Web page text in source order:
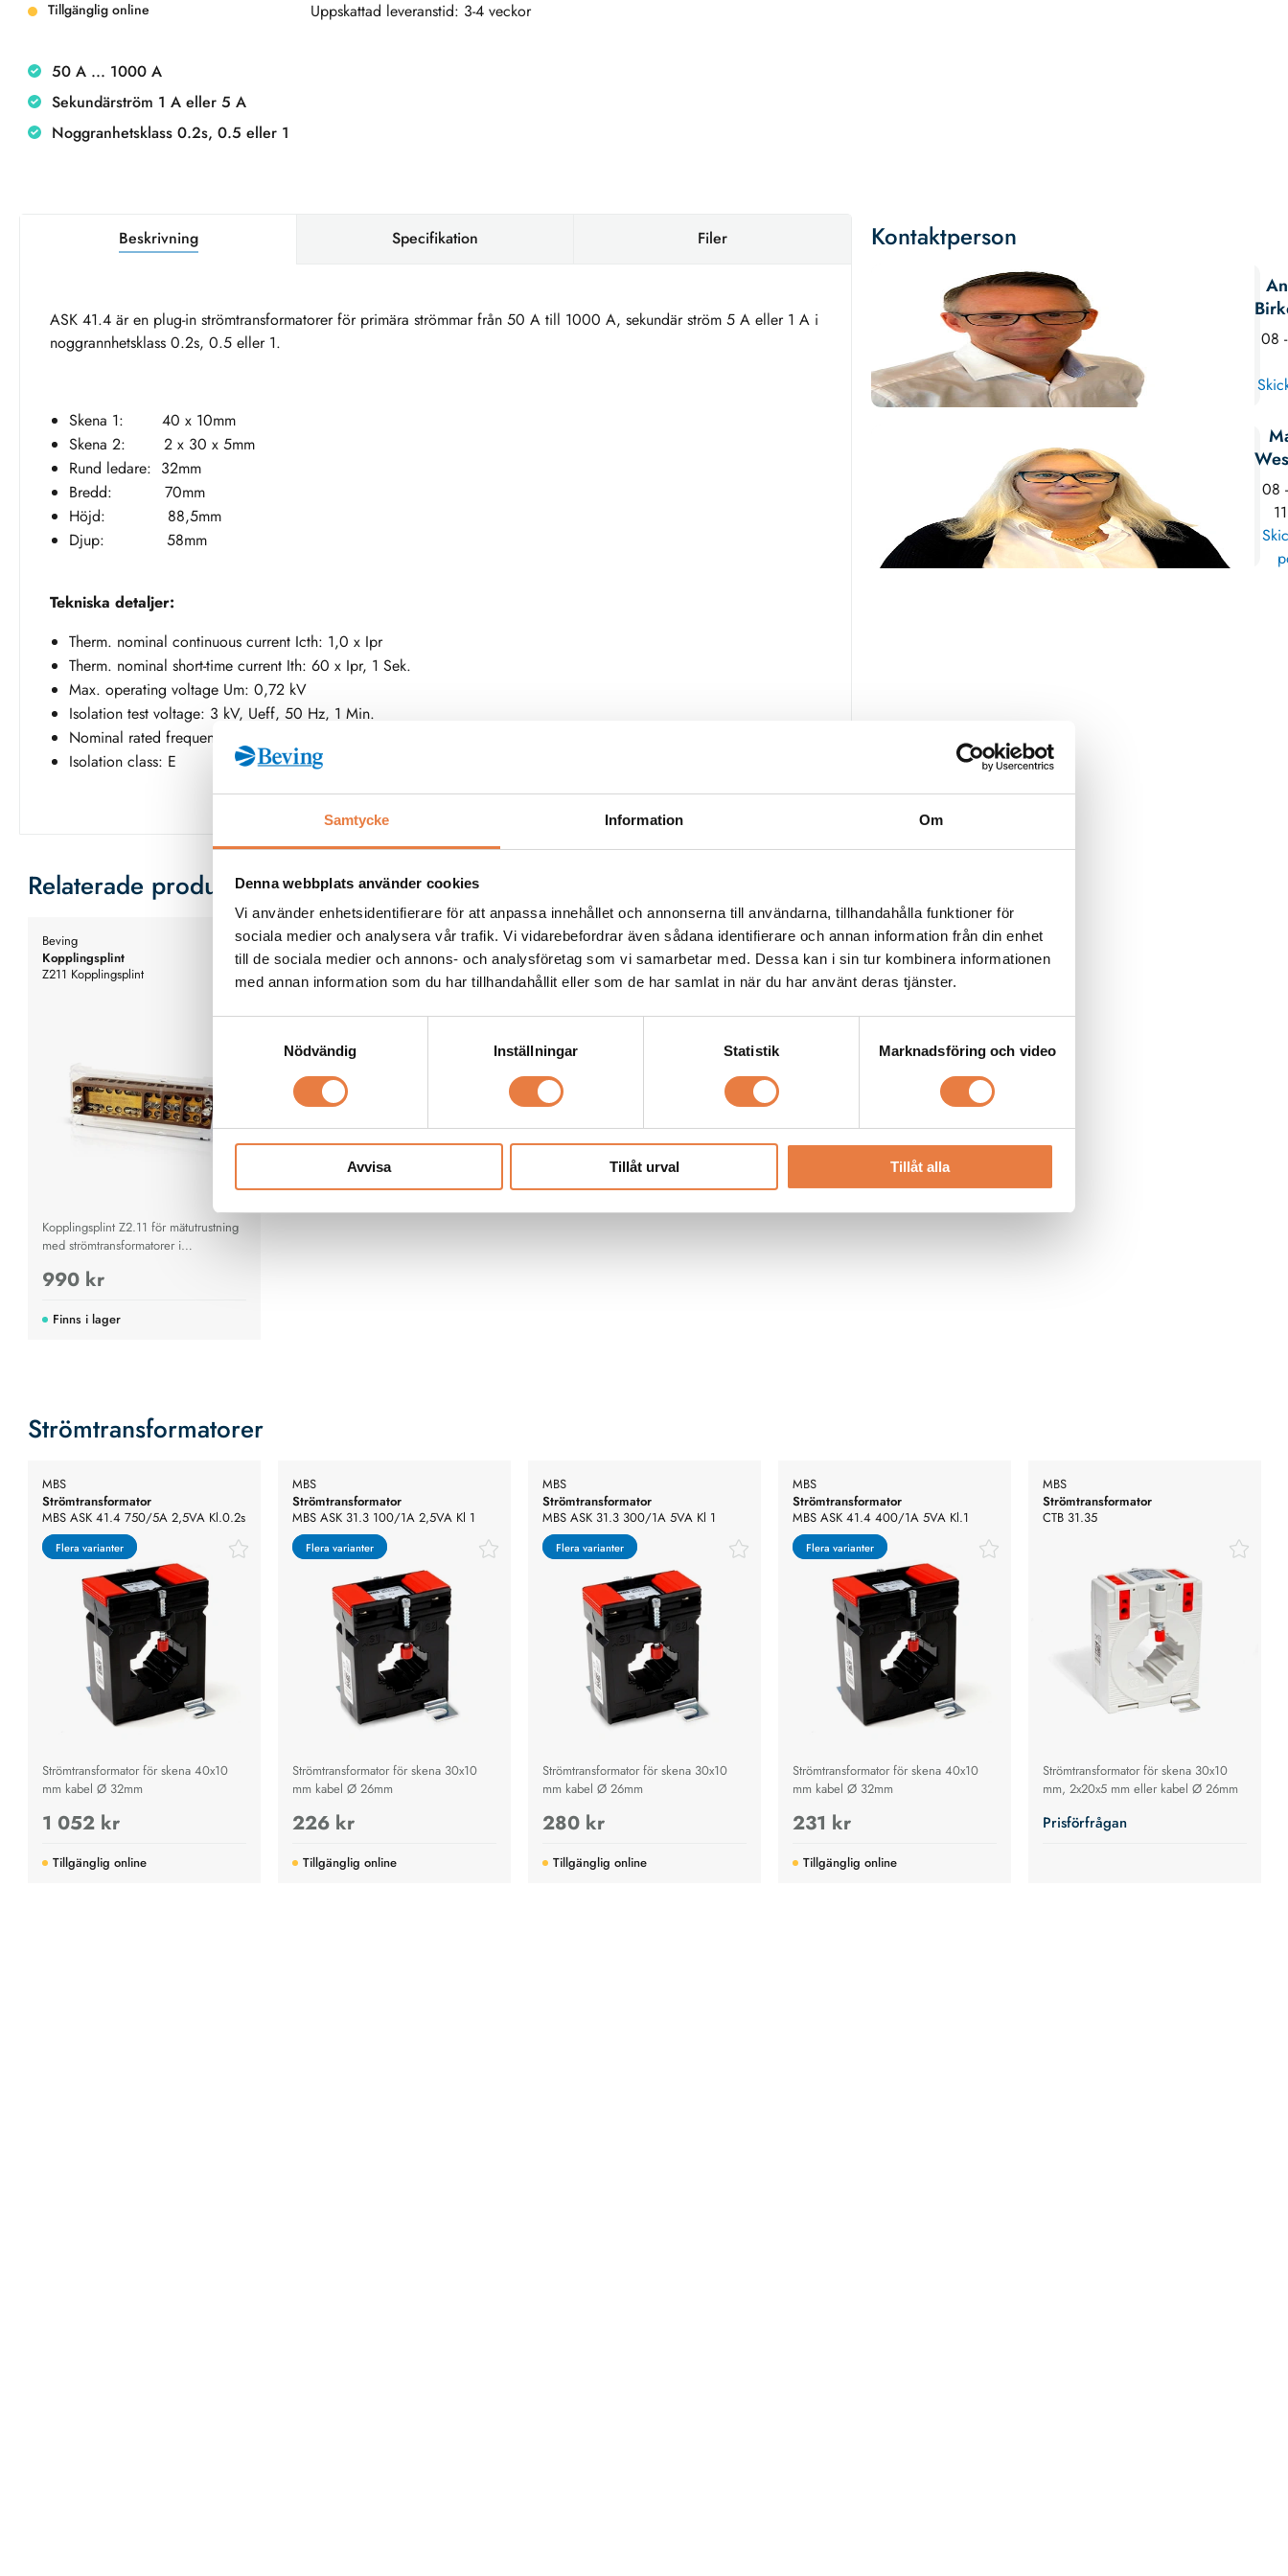
Samtycke Information Om
Denna webbplats använder cookies
Vi använder enhetsidentifierare för att anpassa innehållet och annonserna till användarna, tillhandahålla funktioner för
sociala medier och analysera vår trafik. Vi vidarebefordrar även sådana identifierare och annan information från din enhet
till de sociala medier och annons- och analysföretag som vi samarbetar med. Dessa kan i sin tur kombinera informationen
med annan information som du har tillhandahållit eller som de har samlat in när du har använt deras tjänster.
Nödvändig
Inställningar Statistik Marknadsföring och video
Avvisa Tillåt urval Tillåt alla
Tillgänglig online Uppskattad leveranstid: 3-4 veckor
50 A ... 1000 A
Sekundärström 1 A eller 5 A
Noggranhetsklass 0.2s, 0.5 eller 1
Beskrivning Specifikation Filer
ASK 41.4 är en plug-in strömtransformatorer för primära strömmar från 50 A till 1000 A, sekundär ström 5 A eller 1 A i
noggrannhetsklass 0.2s, 0.5 eller 1.
Skena 1: 40 x 10mm
Skena 2: 2 x 30 x 5mm
Rund ledare: 32mm
Bredd: 70mm
Höjd: 88,5mm
Djup: 58mm
Tekniska detaljer:
Therm. nominal continuous current Icth: 1,0 x Ipr
Therm. nominal short-time current Ith: 60 x Ipr, 1 Sek.
Max. operating voltage Um: 0,72 kV
Isolation test voltage: 3 kV, Ueff, 50 Hz, 1 Min.
Nominal rated frequency: 50/60 Hz
Isolation class: E
Kontaktperson
08
08
Relaterade produkter
Beving
Kopplingsplint
Z211 Kopplingsplint
Kopplingsplint Z2.11 för mätutrustning
med strömtransformatorer i
990 kr
Finns i lager
Strömtransformatorer
Flera varianter
Flera varianter
MBS
Strömtransformator
MBS ASK 41.4 750/5A 2,5VA Kl.0.2s
Strömtransformator för skena 40x10
mm kabel Ø 32mm
1 052 kr
Tillgänglig online
Flera varianter
Flera varianter
MBS
Strömtransformator
MBS ASK 31.3 100/1A 2,5VA Kl 1
Strömtransformator för skena 30x10
mm kabel Ø 26mm
226 kr
Tillgänglig online
Flera varianter
Flera varianter
MBS
Strömtransformator
MBS ASK 31.3 300/1A 5VA Kl 1
Strömtransformator för skena 30x10
mm kabel Ø 26mm
280 kr
Tillgänglig online
Flera varianter
Flera varianter
MBS
Strömtransformator
MBS ASK 41.4 400/1A 5VA Kl.1
Strömtransformator för skena 40x10
mm kabel Ø 32mm
231 kr
Tillgänglig online
MBS
Strömtransformator
CTB 31.35
Strömtransformator för skena 30x10
mm, 2x20x5 mm eller kabel Ø 26mm
Prisförfrågan